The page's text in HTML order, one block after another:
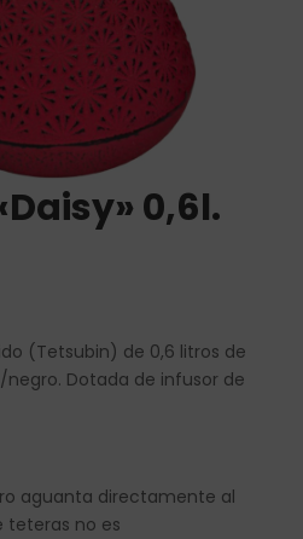
0,6l.
(Tetsubin) de 0,6 litros de
negro. Dotada de infusor de
aguanta directamente al
teteras no es